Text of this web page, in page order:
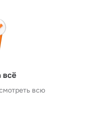
всё
всю